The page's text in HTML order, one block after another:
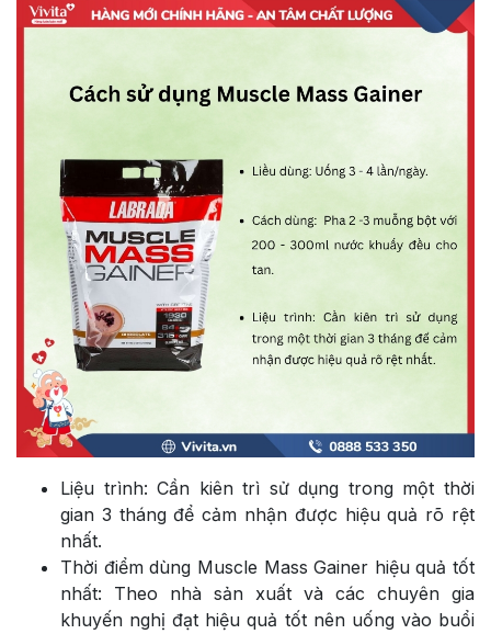
Liệu trình: Cần kiên trì sử dụng trong một thời
gian 3 tháng để cảm nhận được hiệu quả rõ rệt
nhất.
Thời điểm dùng Muscle Mass Gainer hiệu quả tốt
nhất: Theo nhà sản xuất và các chuyên gia
khuyến nghị đạt hiệu quả tốt nên uống vào buổi